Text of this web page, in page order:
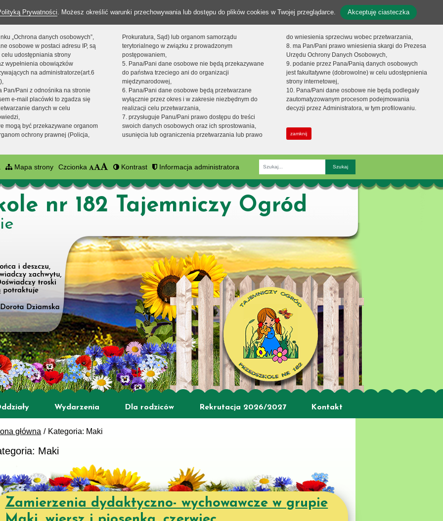
Prywatności. Możesz określić warunki przechowywania lub dostępu do plików cookies w Twojej przeglądarce. Akceptuję ciasteczka
„Ochrona danych osobowych”,
osobowe w postaci adresu IP, są
udostępniania strony
wypełnienia obowiązków
na administratorze(art.6
Pan/Pani z odnośnika na stronie
e-mail placówki to zgadza się
danych w celu
mogą być przekazywane organom
ochrony prawnej (Policja,
Prokuratura, Sąd) lub organom samorządu
terytorialnego w związku z prowadzonym
postępowaniem,
5. Pana/Pani dane osobowe nie będą przekazywane
do państwa trzeciego ani do organizacji
międzynarodowej,
6. Pana/Pani dane osobowe będą przetwarzane
wyłącznie przez okres i w zakresie niezbędnym do
realizacji celu przetwarzania,
7. przysługuje Panu/Pani prawo dostępu do treści
swoich danych osobowych oraz ich sprostowania,
usunięcia lub ograniczenia przetwarzania lub prawo
do wniesienia sprzeciwu wobec przetwarzania,
8. ma Pan/Pani prawo wniesienia skargi do Prezesa
Urzędu Ochrony Danych Osobowych,
9. podanie przez Pana/Panią danych osobowych
jest fakultatywne (dobrowolne) w celu udostępnienia
strony internetowej,
10. Pana/Pani dane osobowe nie będą podlegały
zautomatyzowanym procesom podejmowania
decyzji przez Administratora, w tym profilowaniu.
zamknij
Mapa strony Czcionka Kontrast Informacja administratora
Fraza
nr 182 Tajemniczy Ogród
Wydarzenia Dla rodziców Rekrutacja 2026/2027 Kontakt
główna Kategoria: Maki
Maki
Zamierzenia dydaktyczno- wychowawcze w grupie